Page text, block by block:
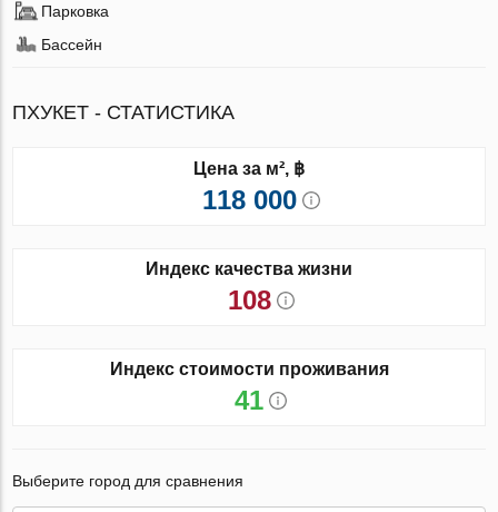
Парковка
Бассейн
ПХУКЕТ - СТАТИСТИКА
Цена за м², ฿
118 000
Индекс качества жизни
108
Индекс стоимости проживания
41
Выберите город для сравнения